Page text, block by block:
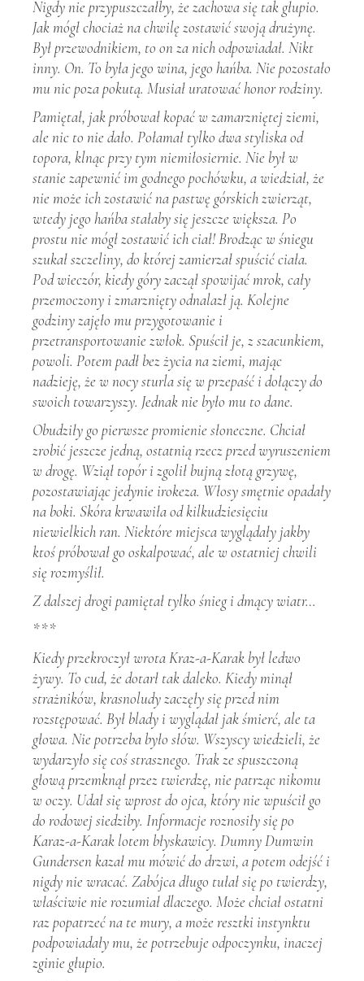
Nigdy nie przypuszczałby, że zachowa się tak głupio.
Jak mógł chociaż na chwilę zostawić swoją drużynę.
Był przewodnikiem, to on za nich odpowiadał. Nikt
inny. On. To była jego wina, jego hańba. Nie pozostało
mu nic poza pokutą. Musiał uratować honor rodziny.
Pamiętał, jak próbował kopać w zamarzniętej ziemi,
ale nic to nie dało. Połamał tylko dwa styliska od
topora, klnąc przy tym niemiłosiernie. Nie był w
stanie zapewnić im godnego pochówku, a wiedział, że
nie może ich zostawić na pastwę górskich zwierząt,
wtedy jego hańba stałaby się jeszcze większa. Po
prostu nie mógł zostawić ich ciał! Brodząc w śniegu
szukał szczeliny, do której zamierzał spuścić ciała.
Pod wieczór, kiedy góry zaczął spowijać mrok, cały
przemoczony i zmarznięty odnalazł ją. Kolejne
godziny zajęło mu przygotowanie i
przetransportowanie zwłok. Spuścił je, z szacunkiem,
powoli. Potem padł bez życia na ziemi, mając
nadzieję, że w nocy sturla się w przepaść i dołączy do
swoich towarzyszy. Jednak nie było mu to dane.
Obudziły go pierwsze promienie słoneczne. Chciał
zrobić jeszcze jedną, ostatnią rzecz przed wyruszeniem
w drogę. Wziął topór i zgolił bujną złotą grzywę,
pozostawiając jedynie irokeza. Włosy smętnie opadały
na boki. Skóra krwawiła od kilkudziesięciu
niewielkich ran. Niektóre miejsca wyglądały jakby
ktoś próbował go oskalpować, ale w ostatniej chwili
się rozmyślił.
Z dalszej drogi pamiętał tylko śnieg i dmący wiatr…
***
Kiedy przekroczył wrota Kraz-a-Karak był ledwo
żywy. To cud, że dotarł tak daleko. Kiedy minął
strażników, krasnoludy zaczęły się przed nim
rozstępować. Był blady i wyglądał jak śmierć, ale ta
głowa. Nie potrzeba było słów. Wszyscy wiedzieli, że
wydarzyło się coś strasznego. Trak ze spuszczoną
głową przemknął przez twierdzę, nie patrząc nikomu
w oczy. Udał się wprost do ojca, który nie wpuścił go
do rodowej siedziby. Informacje roznosiły się po
Karaz-a-Karak lotem błyskawicy. Dumny Dumwin
Gundersen kazał mu mówić do drzwi, a potem odejść i
nigdy nie wracać. Zabójca długo tułał się po twierdzy,
właściwie nie rozumiał dlaczego. Może chciał ostatni
raz popatrzeć na te mury, a może resztki instynktu
podpowiadały mu, że potrzebuje odpoczynku, inaczej
zginie głupio.